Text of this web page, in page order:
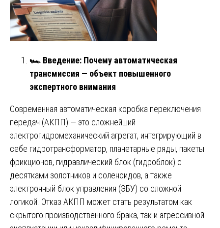
🏎 ️ Введение: Почему автоматическая
трансмиссия — объект повышенного
экспертного внимания
Современная автоматическая коробка переключения
передач (АКПП) — это сложнейший
электрогидромеханический агрегат, интегрирующий в
себе гидротрансформатор, планетарные ряды, пакеты
фрикционов, гидравлический блок (гидроблок) с
десятками золотников и соленоидов, а также
электронный блок управления (ЭБУ) со сложной
логикой. Отказ АКПП может стать результатом как
скрытого производственного брака, так и агрессивной